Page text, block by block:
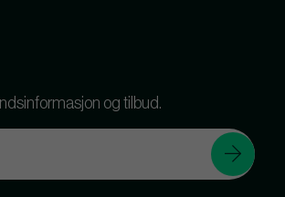
og tilbud.